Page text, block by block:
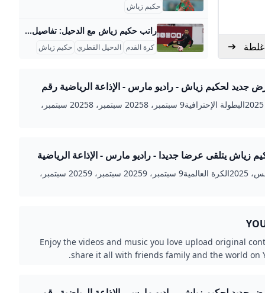
حكيم زياش
راتب حكيم زياش مع الدحيل: تفاصيل مثيرة راتب حكيم زياش مع نادي الدحيل القطري يبلغ حوالي 5 ملايين يورو في السنة، وهو مبلغ كبير يعكس مكانته كلاعب محترف نال تقديرًا واسعًا. بمعادلة بسيطة، هذا الراتب يعادل حوالي 5 مليارات سنتيم مغربية سنويًا. زياش انضم إلى الدحيل في يناير 2025 قادمًا من نادي غلطة سراي التركي، ووقع عقدًا يمتد لثلاثة مواسم مع خيار التجديد لموسم إضافي، بقيمة إجمالية تصل إلى حوالي 30 مليون يورو تشمل الراتب السنوي والإضافات المرتبطة بالأداء.
كرة القدم الدحيل القطري حكيم زياش
عرض جديد لحكيم زياش - راديو مارس - الإذاعة الرياضية رقم
المغرب
23 يوليو، 2025البطولة الإحترافية9 سبتمبر، 20258 سبتمبر، 20258 سبتمبر،
حكيم زياش يتلقى عرضا جديدا - راديو مارس - الإذاعة الرياضية
في المغرب
28 أغسطس، 2025الكرة العالمية9 سبتمبر، 20259 سبتمبر، 20259 سبتمبر،
Enjoy the videos and music you love upload original
share it all with friends family and the world on